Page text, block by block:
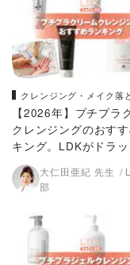
クレンジング・メイク落
【2026年】プチプラ
クレンジングのおす
キング。LDKがドラ
アなどで買える人気商
ロと比較
大仁田亜紀 先生
部